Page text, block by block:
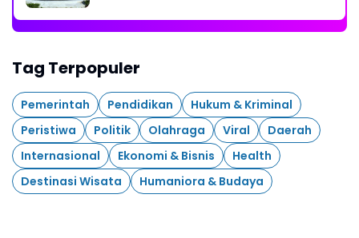
Tag Terpopuler
Pemerintah Pendidikan
Hukum & Kriminal
Peristiwa
Politik Olahraga Viral
Daerah
Internasional
Ekonomi & Bisnis
Health
Destinasi Wisata
Humaniora & Budaya